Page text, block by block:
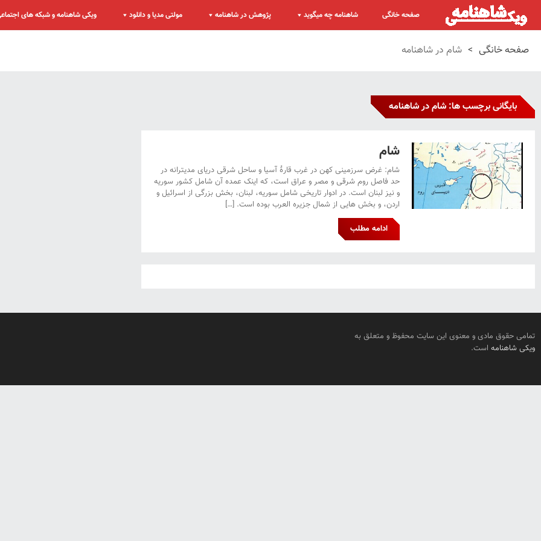
صفحه خانگی شاهنامه چه میگوید پژوهش در شاهنامه مولتی مدیا و دانلود ویکی شاهنامه و شبکه های
صفحه خانگی > شام در شاهنامه
بایگانی برچسب ها: شام در شاهنامه
شام
شام: غرض سرزمینی کهن در غرب قارۀ آسیا و ساحل شرقی دریای مدیترانه در
حد فاصل روم شرقی و مصر و عراق است، که اینک عمده آن شامل کشور سوریه
و نیز لبنان است. در ادوار تاریخی شامل سوریه، لبنان، بخش بزرگی از اسرائیل و
اردن، و بخش هایی از شمال جزیره العرب بوده است. […]
ادامه مطلب
تمامی حقوق مادی و معنوی این سایت محفوظ و متعلق به
ویکی شاهنامه است.